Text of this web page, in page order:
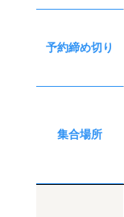
予約締め切り
集合場所